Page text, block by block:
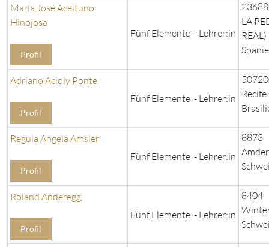
María José Aceituno
Hinojosa
Profil
Fünf Elemente - Lehrer:in
23688
LA
Adriano Acioly Ponte
Profil
Fünf Elemente - Lehrer:in Recife
Regula Angela Amsler
Profil
Fünf Elemente - Lehrer:in
8873
Roland Anderegg
Profil
Fünf Elemente - Lehrer:in
8404